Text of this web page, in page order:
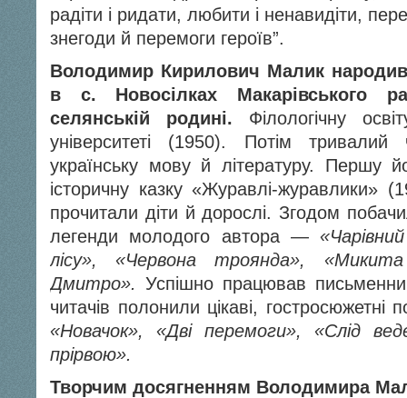
радіти і ридати, любити і ненавидіти,
знегоди й перемоги героїв”.
Володимир Кирилович Малик
в с. Новосілках Макарівського
селянській родині. Філологічну
університеті (1950). Потім
українську мову й літературу. Першу
історичну казку «Журавлі-журавлики»
прочитали діти й дорослі. Згодом
легенди молодого автора —
лісу», «Червона троянда»,
Дмитро». Успішно працював
читачів полонили цікаві, гостросюжетні
«Новачок», «Дві перемоги», «Слід
прірвою».
Творчим досягненням Володимира